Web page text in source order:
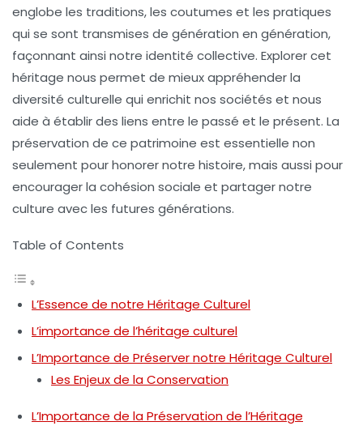
englobe les traditions, les coutumes et les pratiques
qui se sont transmises de génération en génération,
façonnant ainsi notre identité collective. Explorer cet
héritage nous permet de mieux appréhender la
diversité culturelle qui enrichit nos sociétés et nous
aide à établir des liens entre le passé et le présent. La
préservation de ce patrimoine est essentielle non
seulement pour honorer notre histoire, mais aussi pour
encouragerla cohésion sociale et partager notre
culture avec les futures générations.
Table of Contents
L’Essence de notre Héritage Culturel
L’importance de l’héritage culturel
L’Importance de Préserver notre Héritage Culturel
Les Enjeux de la Conservation
L’Importance de la Préservation de l’Héritage